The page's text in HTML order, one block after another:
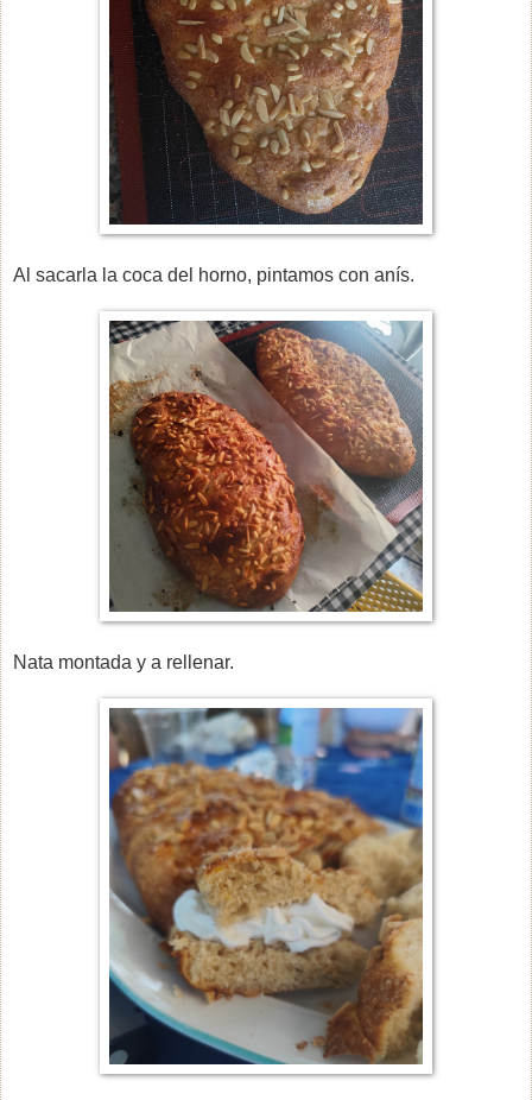
Al sacarla la coca del horno, pintamos con anís.
Nata montada y a rellenar.